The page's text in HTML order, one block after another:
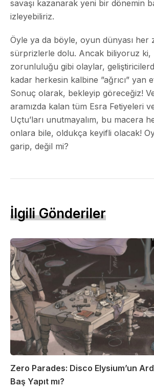
savaşı kazanarak yeni bir dönemin
izleyebiliriz.
Öyle ya da böyle, oyun dünyası her
sürprizlerle dolu. Ancak biliyoruz ki,
zorunluluğu gibi olaylar,
kadar herkesin kalbine ”ağrıcı” yan
Sonuç olarak, bekleyip göreceğiz!
aramızda kalan tüm Esra Fetiyeleri
Uçtu’ları unutmayalım, bu macera
onlara bile, oldukça keyifli olacak!
garip, değil mi?
İlgili Gönderiler
Zero Parades: Disco Elysium’un
Baş Yapıt mı?